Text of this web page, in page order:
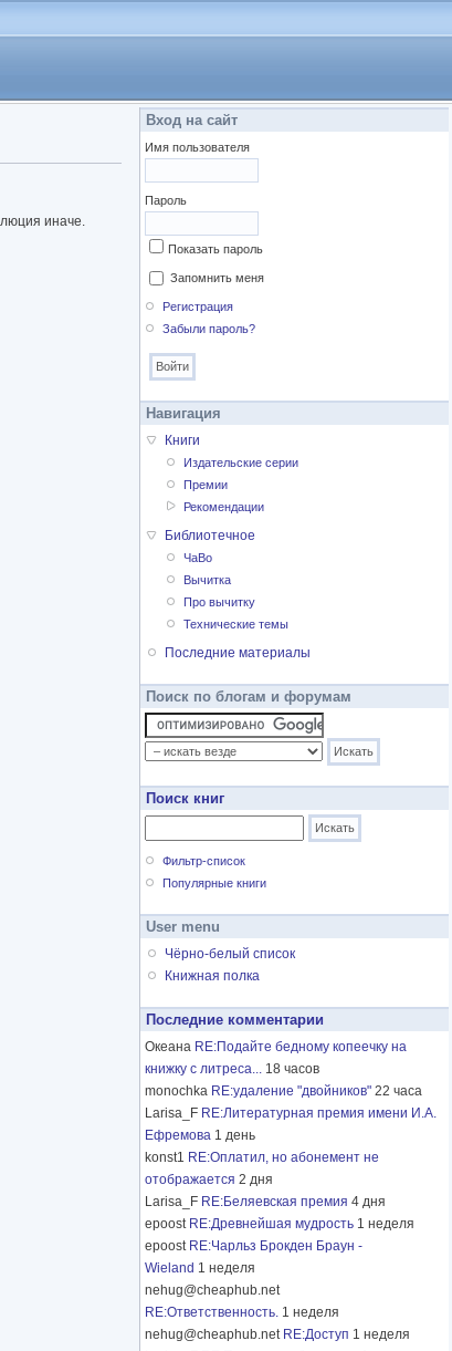
иначе.
Вход на сайт
Имя пользователя
Пароль
Показать пароль
Запомнить меня
Регистрация
Забыли пароль?
Навигация
Книги
Издательские серии
Премии
Рекомендации
Библиотечное
ЧаВо
Вычитка
Про вычитку
Технические темы
Последние материалы
Поиск по блогам и форумам
Поиск книг
Фильтр-список
Популярные книги
User menu
Чёрно-белый список
Книжная полка
Последние комментарии
Океана RE:Подайте бедному копеечку на
книжку с литреса... 18 часов
monochka RE:удаление "двойников" 22 часа
Larisa_F RE:Литературная премия имени И.А.
Ефремова 1 день
konst1 RE:Оплатил, но абонемент не
отображается 2 дня
Larisa_F RE:Беляевская премия 4 дня
epoost RE:Древнейшая мудрость 1 неделя
epoost RE:Чарльз Брокден Браун -
Wieland 1 неделя
nehug@cheaphub.net
RE:Ответственность. 1 неделя
nehug@cheaphub.net RE:Доступ 1 неделя